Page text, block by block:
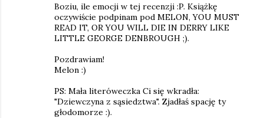
Boziu, ile emocji w tej recenzji :P. Książkę
oczywiście podpinam pod MELON, YOU MUST
READ IT, OR YOU WILL DIE IN DERRY LIKE
LITTLE GEORGE DENBROUGH ;).
Pozdrawiam!
Melon :)
PS: Mała literóweczka Ci się wkradła:
"Dziewczyna z sąsiedztwa". Zjadłaś spację ty
głodomorze :).